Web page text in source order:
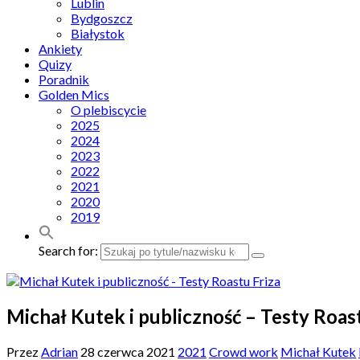
Bydgoszcz
Białystok
Ankiety
Quizy
Poradnik
Golden Mics
O plebiscycie
2025
2024
2023
2022
2021
2020
2019
Search for:
Michał Kutek i publiczność – Testy
PrzezAdrian 28 czerwca 2021 2021 Crowd work Michał Kutek